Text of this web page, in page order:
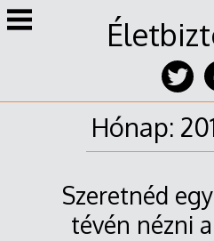
Skip
to
Hónap:
Szeretnéd
tévén nézni